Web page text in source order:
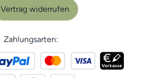
Vertrag widerrufen
Zahlungsarten: